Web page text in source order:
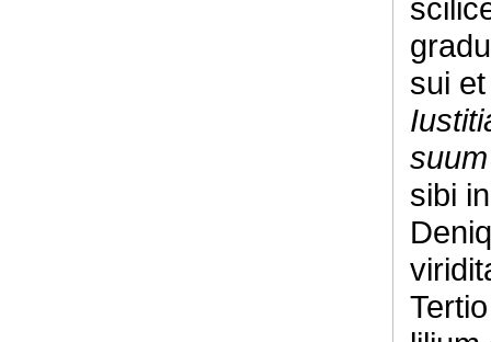
sui
sibi